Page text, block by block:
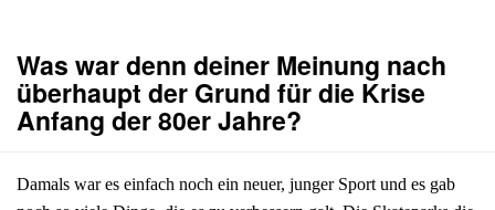
Was war denn deiner Meinung nach
überhaupt der Grund für die Krise
Anfang der 80er Jahre?
Damals war es einfach noch ein neuer, junger Sport und es gab